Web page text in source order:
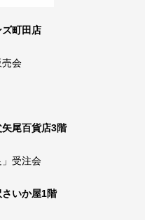
町田店
売会
尾百貨店3階
受注会
いか屋1階